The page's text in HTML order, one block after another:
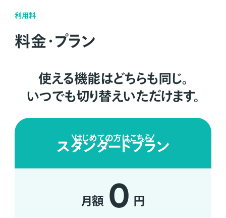
利用料
料金・プラン
使える機能はどちらも同じ。
いつでも切り替えいただけます。
はじめての方はこちら
スタンダードプラン
月額 0 円